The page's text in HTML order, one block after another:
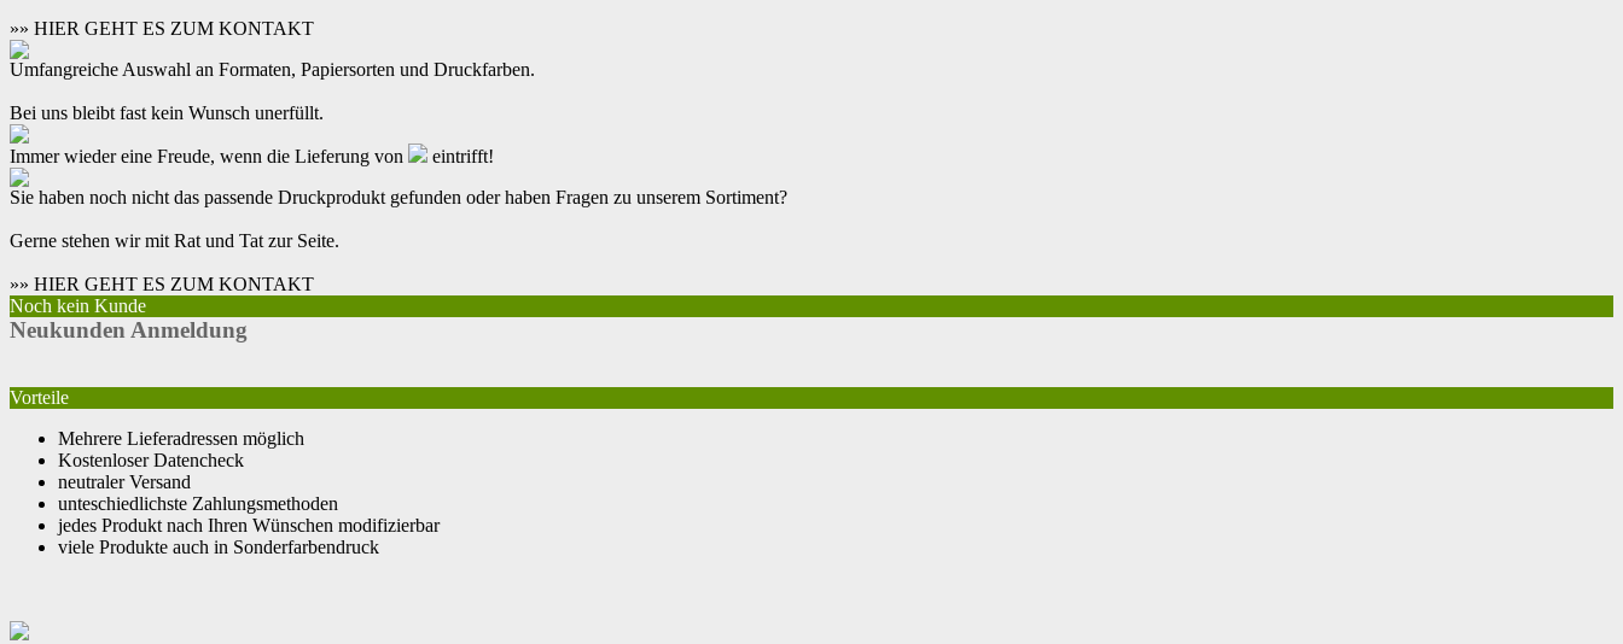
»» HIER GEHT ES ZUM KONTAKT
Umfangreiche Auswahl an Formaten, Papiersorten und Druckfarben.
Bei uns bleibt fast kein Wunsch unerfüllt.
Immer wieder eine Freude, wenn die Lieferung von
eintrifft!
Sie haben noch nicht das passende Druckprodukt gefunden oder haben Fragen zu unserem Sortiment?
Gerne stehen wir mit Rat und Tat zur Seite.
»» HIER GEHT ES ZUM KONTAKT
Noch kein Kunde
Neukunden Anmeldung
Vorteile
Mehrere Lieferadressen möglich
Kostenloser Datencheck
neutraler Versand
unteschiedlichste Zahlungsmethoden
jedes Produkt nach Ihren Wünschen modifizierbar
viele Produkte auch in Sonderfarbendruck